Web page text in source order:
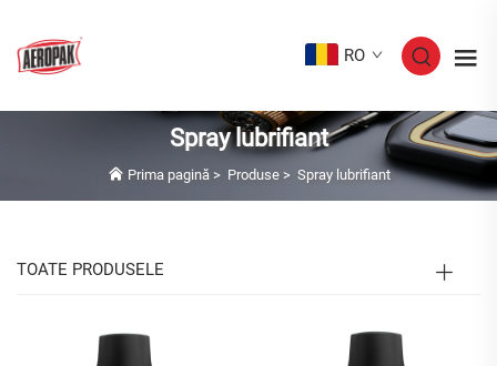
RO
Spray lubrifiant
Prima pagină> Produse> Spray lubrifiant
TOATE PRODUSELE